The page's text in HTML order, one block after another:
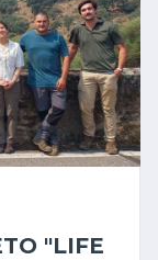
"LIFE